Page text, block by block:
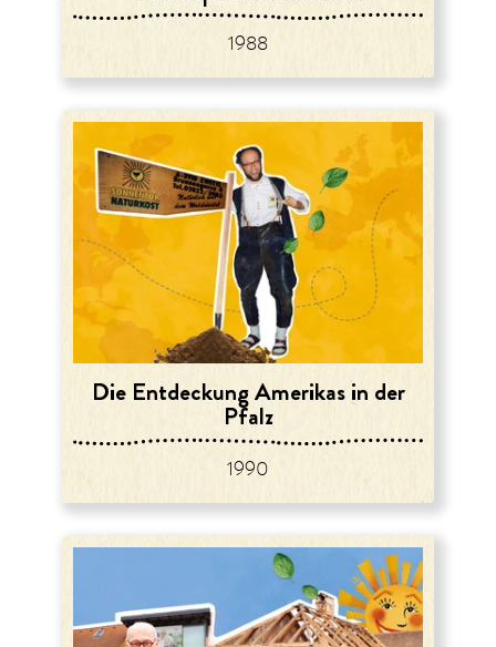
1988
Die Entdeckung Amerikas in der
Pfalz
1990